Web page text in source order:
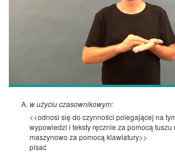
w użyciu czasownikowym:
<<odnosi się do czynności polegającej na
wypowiedzi i teksty ręcznie za pomocą
maszynowo za pomocą klawiatury>>
pisać